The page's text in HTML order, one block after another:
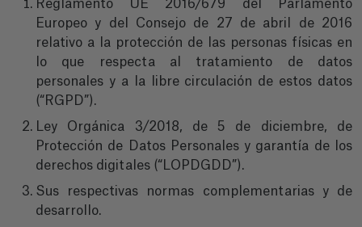
Reglamento UE 2016/679 del Parlamento
Europeo y del Consejo de 27 de abril de 2016
relativo a la protección de las personas físicas en
lo que respecta al tratamiento de datos
personales y a la libre circulación de estos datos
(“RGPD”).
Ley Orgánica 3/2018, de 5 de diciembre, de
Protección de Datos Personales y garantía de los
derechos digitales (“LOPDGDD”).
Sus respectivas normas complementarias y de
desarrollo.